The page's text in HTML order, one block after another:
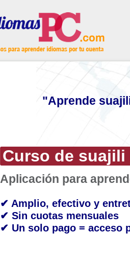
"Aprende
Curso de suajili
Aplicación para
✔ Amplio, efectivo y
✔ Sin cuotas mensuales
✔ Un solo pago = acceso